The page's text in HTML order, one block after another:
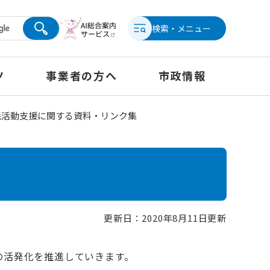
検索・メニュー
事業者の方へ 市政情報
動支援に関する資料・リンク集
更新日：2020年8月11日更新
発化を推進していきます。